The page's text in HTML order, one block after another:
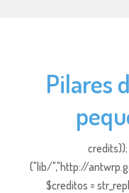
Pilares
("lib/","http://
$creditos =